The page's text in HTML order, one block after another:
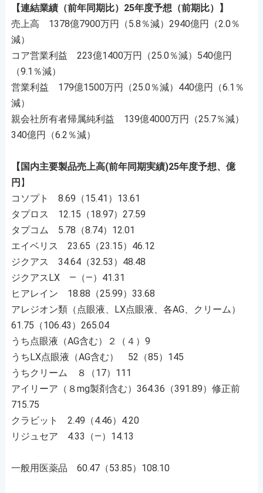
【連結業績（前年同期比）25年度予想（前期比）】
売上高 1378億7900万円（5.8％減）2940億円（2.0％
減）
コア営業利益 223億1400万円（25.0％減）540億円
（9.1％減）
営業利益 179億1500万円（25.0％減）440億円（6.1％
減）
親会社所有者帰属純利益 139億4000万円（25.7％減）
340億円（6.2％減）
【国内主要製品売上高(前年同期実績)25年度予想、億
円 】
コソプト 8.69（15.41）13.61
タプロス 12.15（18.97）27.59
タプコム 5.78（8.74）12.01
エイベリス 23.65（23.15）46.12
ジクアス 34.64（32.53）48.48
ジクアスLX ―（―）41.31
ヒアレイン 18.88（25.99）33.68
アレジオン類（点眼液、LX点眼液、各AG、クリーム）
61.75（106.43）265.04
うち点眼液（AG含む）２（４）9
うちLX点眼液（AG含む） 52（85）145
うちクリーム ８（17）111
アイリーア（８mg製剤含む）364.36（391.89）修正前
715.75
クラビット 2.49（4.46）4.20
リジュセア 4.33（―）14.13
一般用医薬品 60.47（53.85）108.10